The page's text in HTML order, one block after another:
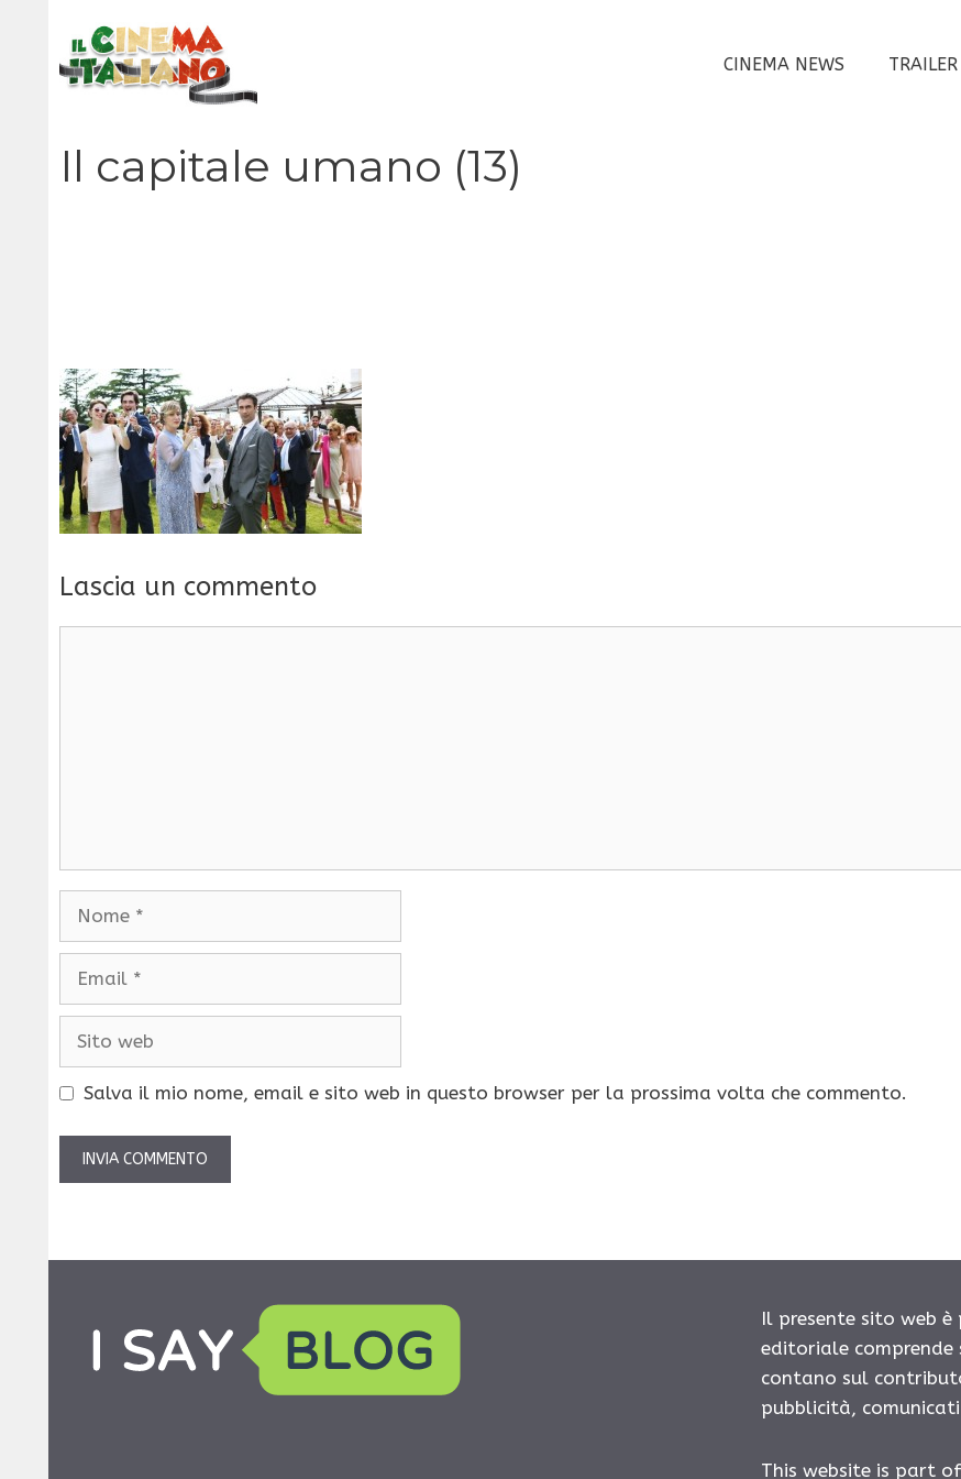
contenuto
CINEMA NEWS
Il capitale umano (13)
Lascia un commento
Salva il mio nome, email e sito web in questo browser per la prossima volta che commento.
Il presente sito web
editoriale
contano sul
pubblicità,
This website is part